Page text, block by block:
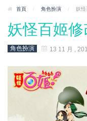
首頁 / 角色扮演 / 妖怪
妖怪百姬
角色扮演 13 11 月 ,